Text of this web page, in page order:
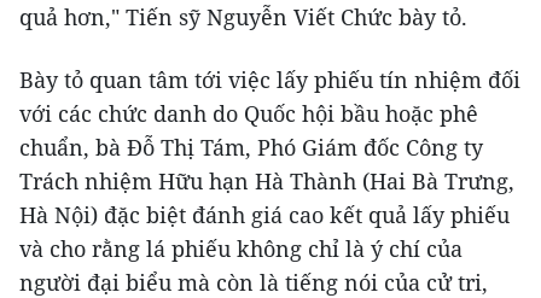
quả hơn," Tiến sỹ Nguyễn Viết Chức bày tỏ.
Bày tỏ quan tâm tới việc lấy phiếu tín nhiệm đối
với các chức danh do Quốc hội bầu hoặc phê
chuẩn, bà Đỗ Thị Tám, Phó Giám đốc Công ty
Trách nhiệm Hữu hạn Hà Thành (Hai Bà Trưng,
Hà Nội) đặc biệt đánh giá cao kết quả lấy phiếu
và cho rằng lá phiếu không chỉ là ý chí của
người đại biểu mà còn là tiếng nói của cử tri,